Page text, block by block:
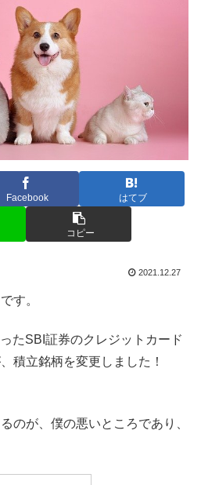
Facebook はてブ
コピー
2021.12.27
す。
たSBI証券のクレジットカード
積立銘柄を変更しました！
のが、僕の悪いところであり、